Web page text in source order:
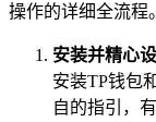
操作的详细全流程。
安装并精心
安装TP钱包
自的指引，